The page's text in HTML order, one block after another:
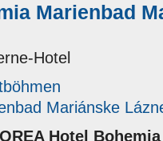
Marienbad
Hotel
Mariánske
OREA Hotel Bohemia